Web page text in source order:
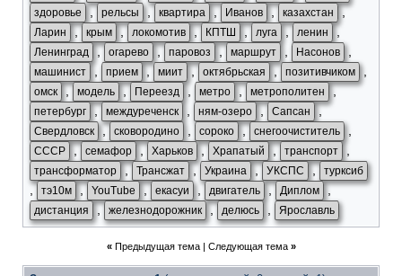
здоровье , рельсы , квартира , Иванов , казахстан ,
Ларин , крым , локомотив , КПТШ , луга , ленин ,
Ленинград , огарево , паровоз , маршрут Насонов
машинист прием , миит , октябрьская , позитивчиком
омск , модель , Переезд метро , метрополитен ,
петербург , междуреченск ням-озеро , Сапсан ,
Свердловск , сковородино сороко , снегоочиститель
СССР , семафор , Харьков , Храпатый , транспорт
трансформатор , Трансжат , Украина , УКСПС , турксиб
, тэ10м , YouTube , екасуи , двигатель , Диплом ,
дистанция , железнодорожник , делюсь Ярославль
« Предыдущая тема| Следующая тема »